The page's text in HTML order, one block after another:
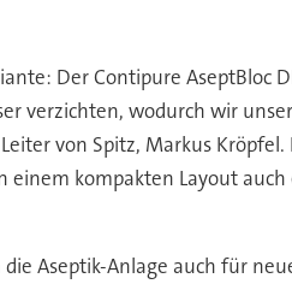
Der Contipure AseptBloc
verzichten, wodurch wir
von Spitz, Markus Kröpfel.
kompakten Layout
Aseptik-Anlage auch für